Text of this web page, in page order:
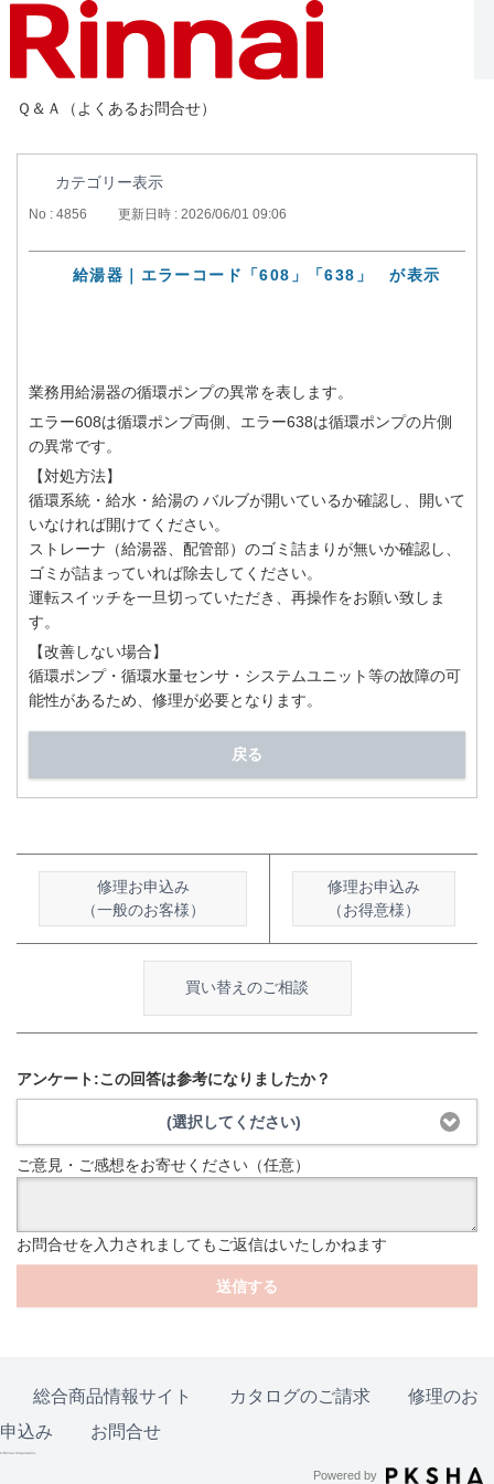
Ｑ＆Ａ（よくあるお問合せ）
カテゴリー表示
No : 4856 更新日時 : 2026/06/01 09:06
給湯器｜エラーコード「608」「638」 が表示
業務用給湯器の循環ポンプの異常を表します。
エラー608は循環ポンプ両側、エラー638は循環ポンプの片側
の異常です。
【対処方法】
循環系統・給水・給湯の バルブが開いているか確認し、開いて
いなければ開けてください。
ストレーナ（給湯器、配管部）のゴミ詰まりが無いか確認し、
ゴミが詰まっていれば除去してください。
運転スイッチを一旦切っていただき、再操作をお願い致しま
す。
【改善しない場合】
循環ポンプ・循環水量センサ・システムユニット等の故障の可
能性があるため、修理が必要となります。
戻る
修理お申込み
（一般のお客様）
修理お申込み
（お得意様）
買い替えのご相談
アンケート:この回答は参考になりましたか？
(選択してください)
ご意見・ご感想をお寄せください（任意）
お問合せを入力されましてもご返信はいたしかねます
送信する
総合商品情報サイト カタログのご請求
修理のお
申込み
お問合せ
© Rinnai Corporation.
Powered by